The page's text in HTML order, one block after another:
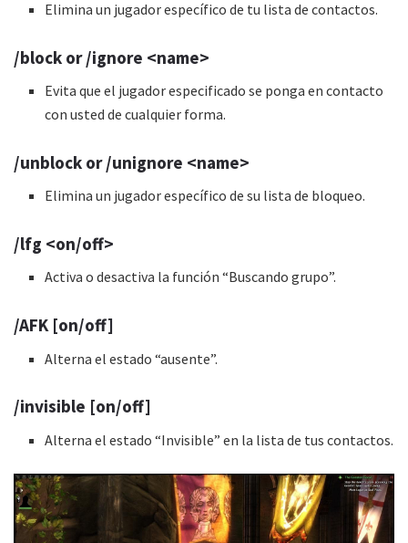
Elimina un jugador específico de tu lista de contactos.
/block or /ignore <name>
Evita que el jugador especificado se ponga en contacto
con usted de cualquier forma.
/unblock or /unignore <name>
Elimina un jugador específico de su lista de bloqueo.
/lfg <on/off>
Activa o desactiva la función “Buscando grupo”.
/AFK [on/off]
Alterna el estado “ausente”.
/invisible [on/off]
Alterna el estado “Invisible” en la lista de tus contactos.